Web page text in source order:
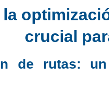
crucial
de rutas: